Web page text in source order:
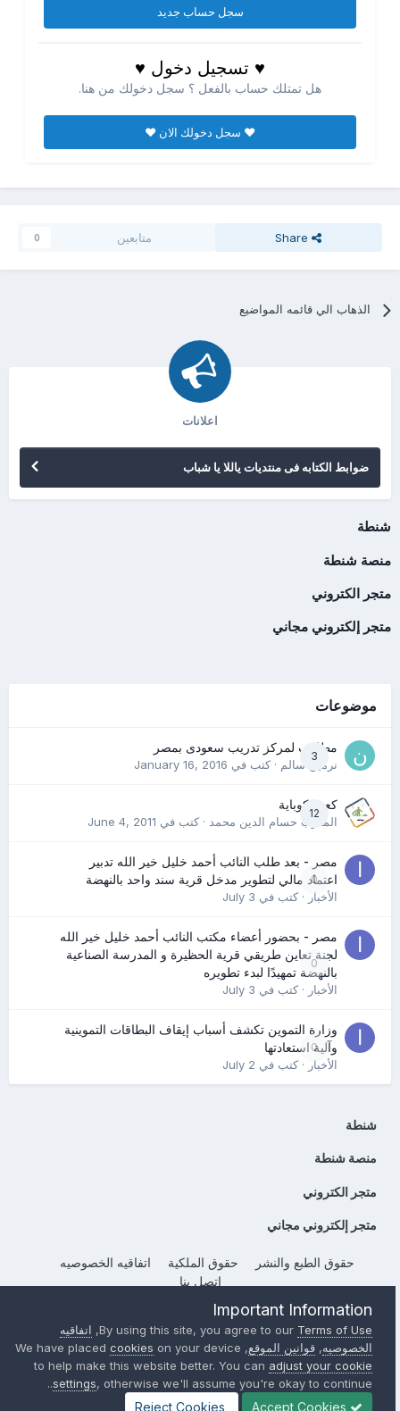
سجل حساب جديد
♥ تسجيل دخول ♥
هل تمتلك حساب بالفعل ؟ سجل دخولك من هنا.
♥ سجل دخولك الان ♥
Share متابعين 0
الذهاب الي قائمه المواضيع
اعلانات
ضوابط الكتابه فى منتديات ياللا يا شباب
شنطة
منصة شنطة
متجر الكتروني
متجر إلكتروني مجاني
موضوعات
3
مطلوب لمركز تدريب سعودى بمصر
نرمين سالم· كتب في January 16, 2016
12
كعب كوباية
المدرب حسام الدين محمد· كتب في June 4, 2011
0
مصر - بعد طلب النائب أحمد خليل خير الله تدبير
اعتماد مالي لتطوير مدخل قرية سند واحد بالنهضة
الأخبار· كتب في July 3
0
مصر - بحضور أعضاء مكتب النائب أحمد خليل خير الله
لجنة تعاين طريقي قرية الحظيرة و المدرسة الصناعية
بالنهضة تمهيدًا لبدء تطويره
الأخبار· كتب في July 3
0
وزارة التموين تكشف أسباب إيقاف البطاقات التموينية
وآلية استعادتها
الأخبار· كتب في July 2
شنطة
منصة شنطة
متجر الكتروني
متجر إلكتروني مجاني
حقوق الطبع والنشر حقوق الملكية
اتفاقيه الخصوصيه
إتصل بنا
Powered by Invision CommunityImportant Information
By using this site, you agree to ourTerms of Use
, اتفاقيه
الخصوصيه, قوانين الموقع, We have placed
cookies on your device
to help make this website better. You canadjust your cookie
settings , otherwise we'll assume you're okay to continue..
Accept Cookies